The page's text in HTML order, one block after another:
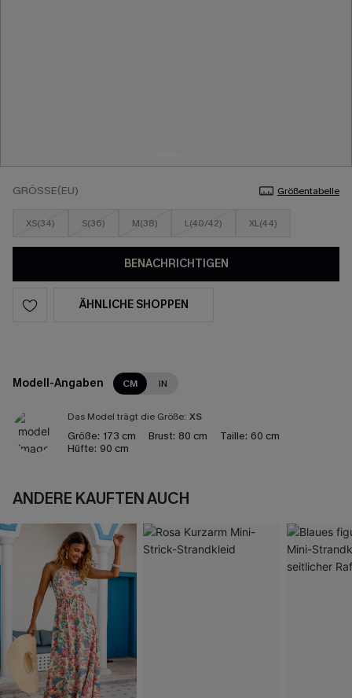
GRÖSSE(EU) Größentabelle
XS(34) S(36) M(38) L(40/42) XL(44)
BENACHRICHTIGEN
ÄHNLICHE SHOPPEN
Modell-Angaben CM IN
Das Model trägt die Größe: XS
Größe: 173 cm Brust: 80 cm Taille: 60 cm
Hüfte: 90 cm
ANDERE KAUFTEN AUCH